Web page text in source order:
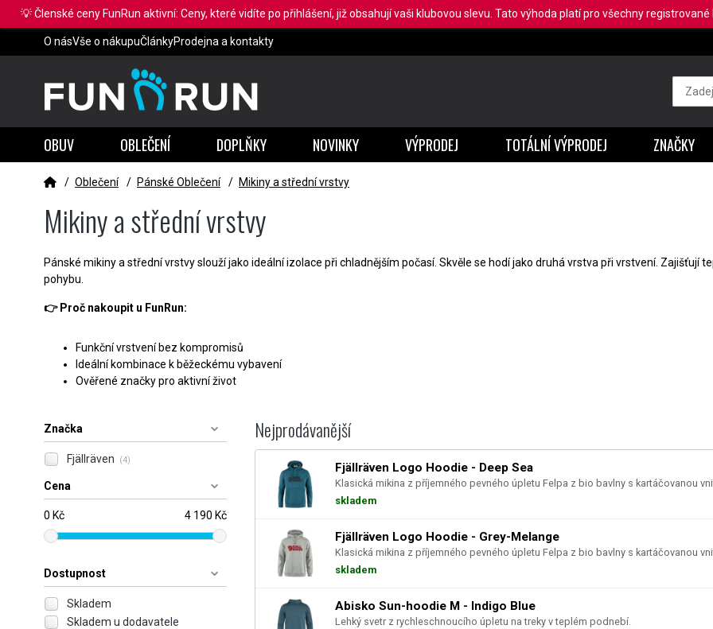
O násVše o nákupuČlánkyProdejna a kontakty
OBUV OBLEČENÍ DOPLŇKY NOVINKY VÝPRODEJ TOTÁLNÍ VÝPRODEJ ZNAČKY
/ Oblečení / Pánské Oblečení / Mikiny a střední vrstvy
Mikiny a střední vrstvy
Pánské mikiny a střední vrstvy slouží jako ideální izolace při chladnějším počasí. Skvěle se hodí jako druhá vrstva při vrstvení.
pohybu.
👉 Proč nakoupit u FunRun:
Funkční vrstvení bez kompromisů
Ideální kombinace k běžeckému vybavení
Ověřené značky pro aktivní život
Značka
Fjällräven (4)
Cena
0 Kč 4 190 Kč
Dostupnost
Skladem
Skladem u dodavatele
Nejprodávanější
Fjällräven Logo Hoodie - Deep Sea
Klasická mikina z příjemného pevného úpletu Felpa z bio bavlny s kartáčovanou
skladem
Fjällräven Logo Hoodie - Grey-Melange
Klasická mikina z příjemného pevného úpletu Felpa z bio bavlny s kartáčovanou
skladem
Abisko Sun-hoodie M - Indigo Blue
Lehký svetr z rychleschnoucího úpletu na treky v teplém podnebí.
💡 Členské ceny FunRun aktivní: Ceny, které vidíte po přihlášení, již obsahují vaši klubovou slevu. Tato výhoda platí pro všechny